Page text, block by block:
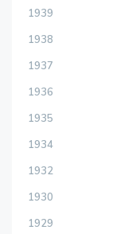
1939
1938
1937
1936
1935
1934
1932
1930
1929